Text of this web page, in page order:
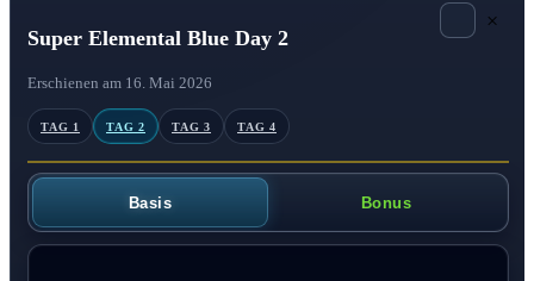
Super Elemental Blue Day 2
Erschienen am 16. Mai 2026
×
TAG 1 TAG 2 TAG 3 TAG 4
Basis Bonus